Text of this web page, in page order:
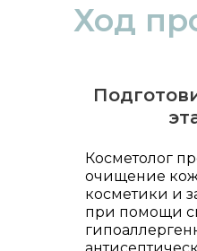
Ход
Косметолог
очищение
косметики и
при помощи